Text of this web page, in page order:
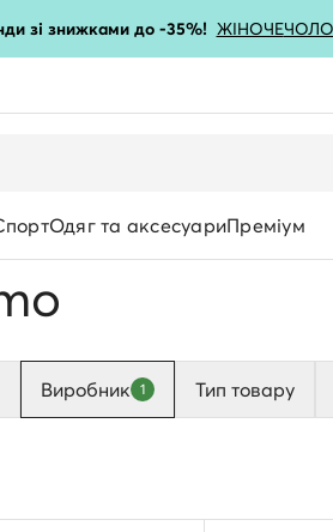
зі знижками до -35%! ЖІНОЧЕ
Одяг та аксесуариПреміум
Виробник 1 Тип товару